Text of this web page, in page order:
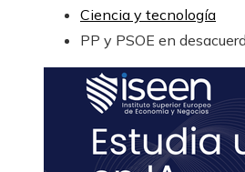
Ciencia y tecnología
PP y PSOE en